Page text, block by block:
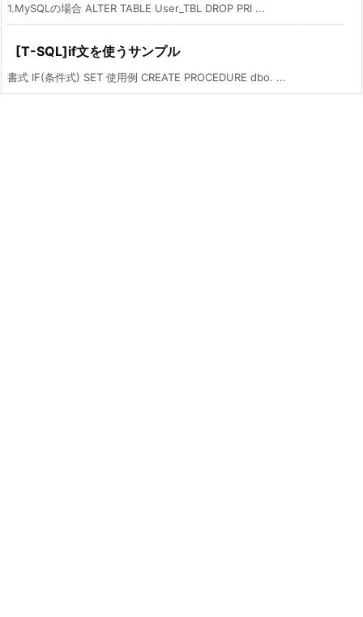
1.MySQLの場合 ALTER TABLE User_TBL DROP PRI ...
[T-SQL]if文を使うサンプル
書式 IF(条件式) SET 使用例 CREATE PROCEDURE dbo. ...